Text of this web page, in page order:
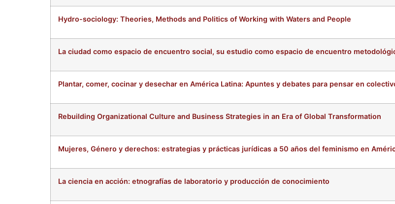
Hydro-sociology: Theories, Methods and Politics of Working with Waters and People
La ciudad como espacio de encuentro social, su estudio como espacio de encuentro
Plantar, comer, cocinar y desechar en América Latina: Apuntes y debates para pensar en
Rebuilding Organizational Culture and Business Strategies in an Era of Global Transformation
Mujeres, Género y derechos: estrategias y prácticas jurídicas a 50 años del feminismo en
La ciencia en acción: etnografías de laboratorio y producción de conocimiento